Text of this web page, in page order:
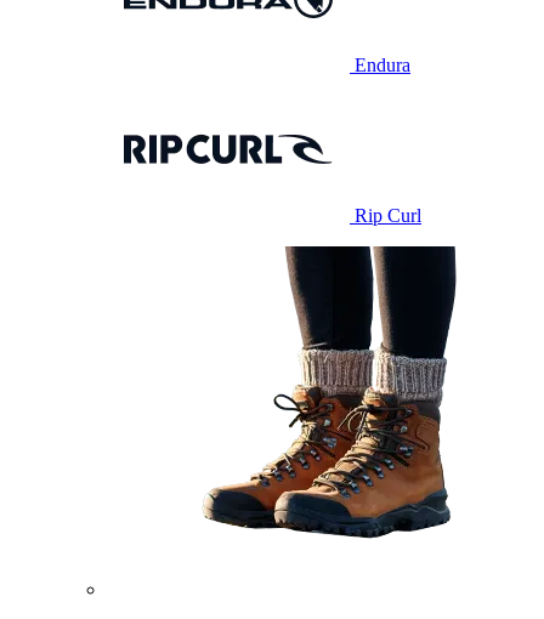
Endura
Rip Curl